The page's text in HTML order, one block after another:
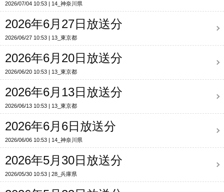
2026/07/04 10:53 14_神奈川県
2026年6月27日放送分
2026/06/27 10:53 13_東京都
2026年6月20日放送分
2026/06/20 10:53 13_東京都
2026年6月13日放送分
2026/06/13 10:53 13_東京都
2026年6月6日放送分
2026/06/06 10:53 14_神奈川県
2026年5月30日放送分
2026/05/30 10:53 28_兵庫県